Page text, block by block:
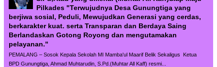
Pilkades "Terwujudnya Desa Gunungtiga yang
berjiwa sosial, Peduli, Mewujudkan Generasi yang cerdas,
berkarakter kuat. serta Transparan dan Berdaya Saing
Berlandaskan Gotong Royong dan mengutamakan
pelayanan."
PEMALANG – Sosok Kepala Sekolah MI Mamba'ul Maarif Belik Sekaligus Ketua
BPD Gunungtiga, Ahmad Muhtarudin, S.Pd.(Muhtar All Kaff) resmi...